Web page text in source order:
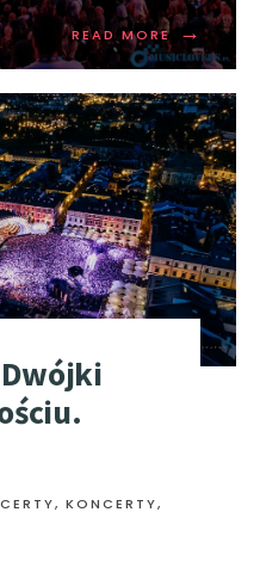
READ MORE →
, KONCERTY,